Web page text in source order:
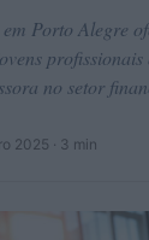
Porto Alegre
no setor
2025 · 3 min